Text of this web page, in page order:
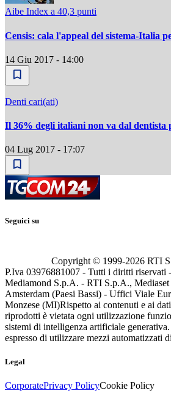
Aibe Index a 40,3 punti
Censis: cala l'appeal del sistema-Italia
14 Giu 2017 - 14:00
Denti cari(ati)
Il 36% degli italiani non va dal dentista
04 Lug 2017 - 17:07
Seguici su
Copyright © 1999-2026 RTI
P.Iva 03976881007 - Tutti i diritti riservati
Mediamond S.p.A. - RTI S.p.A., Mediaset
Amsterdam (Paesi Bassi) - Uffici Viale
Monzese (MI)Rispetto ai contenuti e ai
riprodotti è vietata ogni utilizzazione
sistemi di intelligenza artificiale
espresso di utilizzare mezzi automatizzati
Legal
CorporatePrivacy PolicyCookie Policy